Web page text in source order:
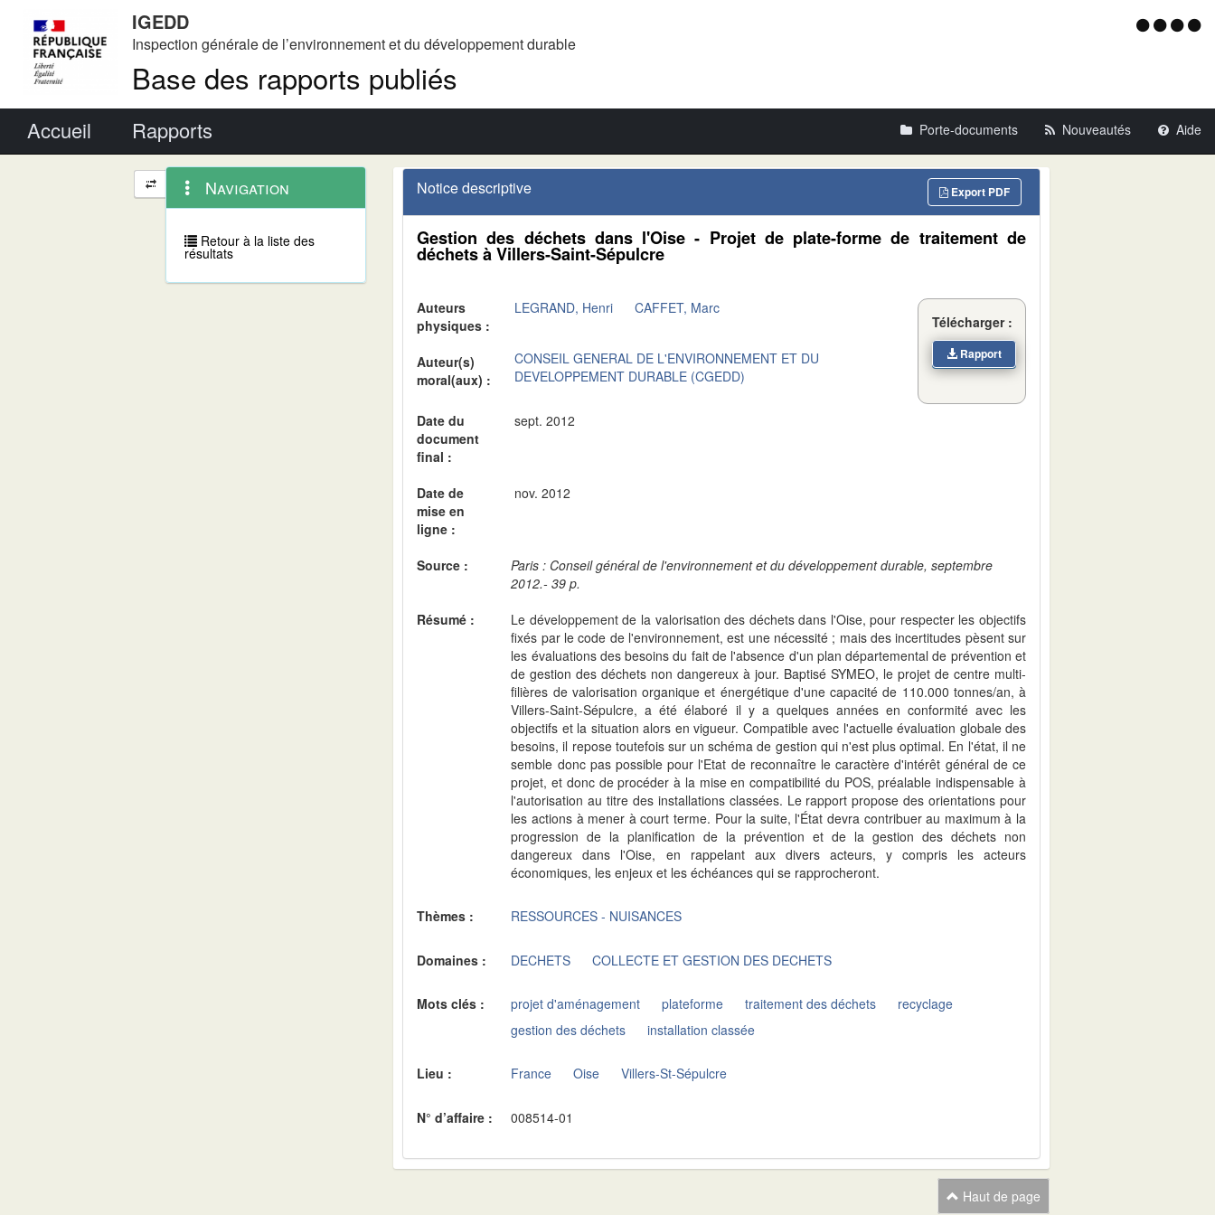
IGEDD
Inspection générale de l’environnement et du développement durable
Base des rapports publiés
Menu
Accueil Rapports Porte-documents Nouveautés Aide
Navigation
et
outils
annexes
contextuel
Navigation
Retour à la liste des
résultats
Notice descriptive Export PDF
Gestion des déchets dans l'Oise - Projet de plate-forme de traitement de
déchets à Villers-Saint-Sépulcre
Auteurs
physiques :
LEGRAND, Henri CAFFET, Marc
Auteur(s)
moral(aux) :
CONSEIL GENERAL DE L'ENVIRONNEMENT ET DU
DEVELOPPEMENT DURABLE (CGEDD)
Date du
document
final :
sept. 2012
Date de
mise en
ligne :
nov. 2012
Télécharger :
Rapport
Source :
Paris : Conseil général de l'environnement et du développement durable, septembre
2012.- 39 p.
Résumé :
Le développement de la valorisation des déchets dans l'Oise, pour respecter les objectifs
fixés par le code de l'environnement, est une nécessité ; mais des incertitudes pèsent sur
les évaluations des besoins du fait de l'absence d'un plan départemental de prévention et
de gestion des déchets non dangereux à jour. Baptisé SYMEO, le projet de centre multi-
filières de valorisation organique et énergétique d'une capacité de 110.000 tonnes/an, à
Villers-Saint-Sépulcre, a été élaboré il y a quelques années en conformité avec les
objectifs et la situation alors en vigueur. Compatible avec l'actuelle évaluation globale des
besoins, il repose toutefois sur un schéma de gestion qui n'est plus optimal. En l'état, il ne
semble donc pas possible pour l'Etat de reconnaître le caractère d'intérêt général de ce
projet, et donc de procéder à la mise en compatibilité du POS, préalable indispensable à
l'autorisation au titre des installations classées. Le rapport propose des orientations pour
les actions à mener à court terme. Pour la suite, l'État devra contribuer au maximum à la
progression de la planification de la prévention et de la gestion des déchets non
dangereux dans l'Oise, en rappelant aux divers acteurs, y compris les acteurs
économiques, les enjeux et les échéances qui se rapprocheront.
Thèmes : RESSOURCES - NUISANCES
Domaines : DECHETS COLLECTE ET GESTION DES DECHETS
Mots clés : projet d'aménagement plateforme traitement des déchets
recyclage
gestion des déchets
installation classée
Lieu : France Oise Villers-St-Sépulcre
N° d’affaire : 008514-01
Haut de page